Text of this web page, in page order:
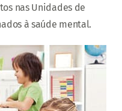
nas Unidades de
à saúde mental.